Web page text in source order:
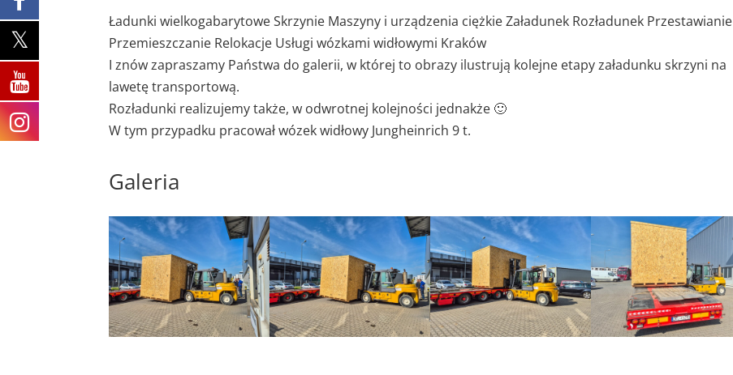
Ładunki wielkogabarytowe Skrzynie Maszyny i urządzenia ciężkie Załadunek Rozładunek Przestawianie
Przemieszczanie Relokacje Usługi wózkami widłowymi Kraków
I znów zapraszamy Państwa do galerii, w której to obrazy ilustrują kolejne etapy załadunku skrzyni na
lawetę transportową.
Rozładunki realizujemy także, w odwrotnej kolejności jednakże 🙂
W tym przypadku pracował wózek widłowy Jungheinrich 9 t.
Galeria